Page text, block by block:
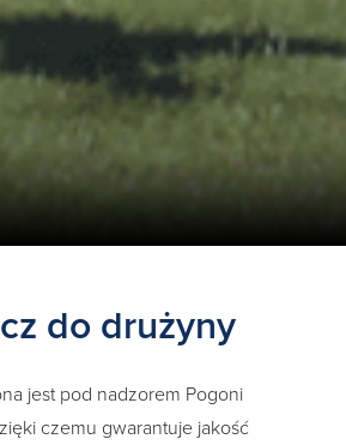
do drużyny
jest pod nadzorem Pogoni
czemu gwarantuje jakość